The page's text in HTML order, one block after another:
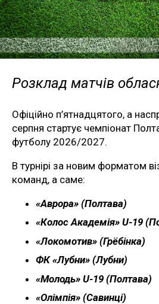
Розклад матчів
Офіційно п’ятнадцятого, а
серпня стартує чемпіонат
футболу 2026/2027.
В турнірі за новим форматом
команд, а саме:
«Аврора» (Полтава)
«Колос Академія» U-19
«Локомотив» (Грёбінка)
ФК «Лубни» (Лубни)
«Молодь» U-19 (Полтава)
«Олімпія» (Савинці)